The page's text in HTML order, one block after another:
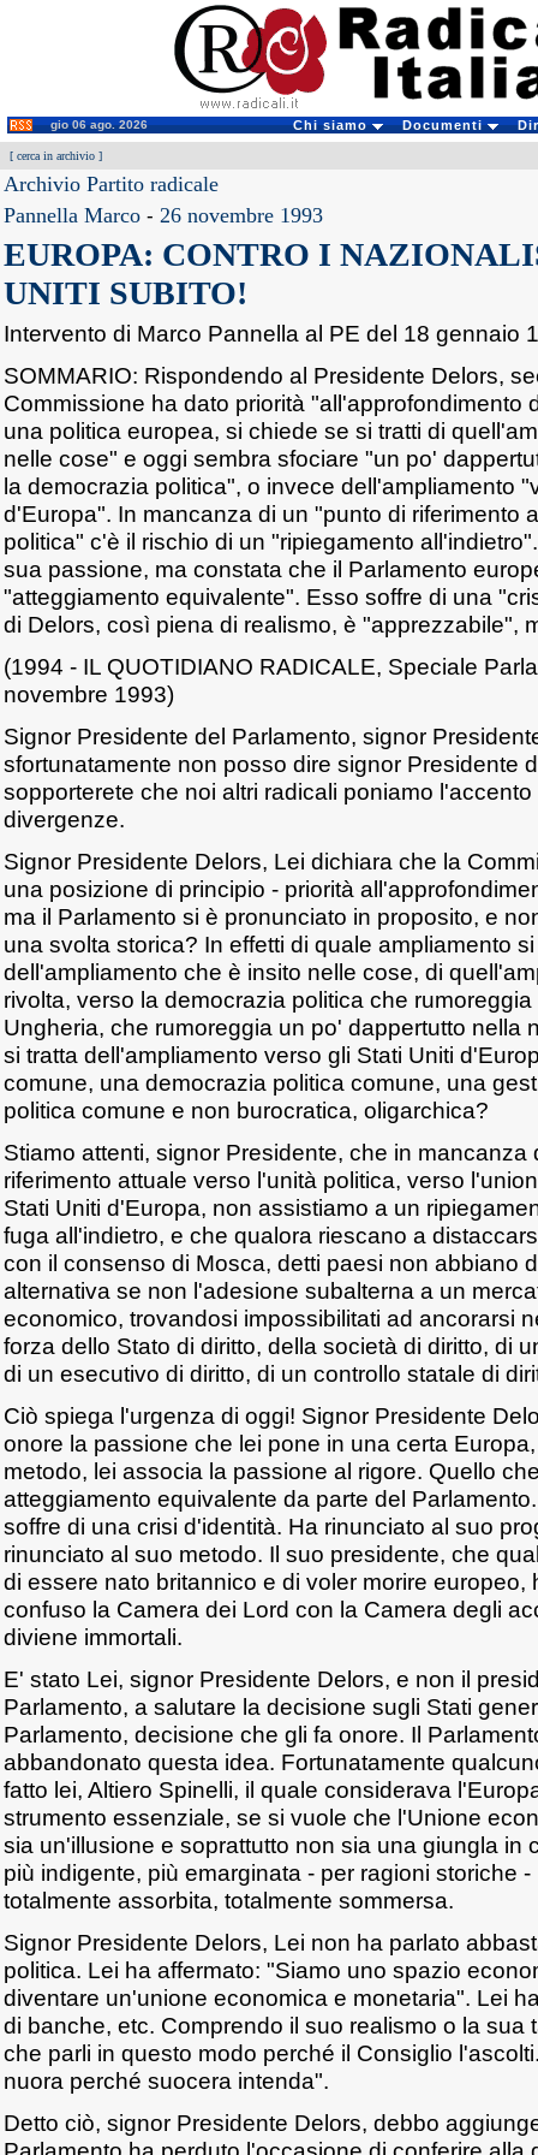
gio 06 ago. 2026 Chi siamo Documenti
[ cerca in archivio ]
Archivio Partito radicale
Pannella Marco - 26 novembre 1993
EUROPA: CONTRO I
UNITI SUBITO!
Intervento di Marco Pannella al PE del 18 gennaio
SOMMARIO: Rispondendo al Presidente Delors,
Commissione ha dato priorità "all'approfondimento
una politica europea, si chiede se si tratti di
nelle cose" e oggi sembra sfociare "un po'
la democrazia politica", o invece dell'ampliamento
d'Europa". In mancanza di un "punto di riferimento
politica" c'è il rischio di un "ripiegamento
sua passione, ma constata che il Parlamento
"atteggiamento equivalente". Esso soffre di una
di Delors, così piena di realismo, è "apprezzabile",
(1994 - IL QUOTIDIANO RADICALE, Speciale
novembre 1993)
Signor Presidente del Parlamento, signor
sfortunatamente non posso dire signor Presidente
sopporterete che noi altri radicali poniamo
divergenze.
Signor Presidente Delors, Lei dichiara che la
una posizione di principio - priorità
ma il Parlamento si è pronunciato in proposito, e
una svolta storica? In effetti di quale ampliamento
dell'ampliamento che è insito nelle cose, di
rivolta, verso la democrazia politica che
Ungheria, che rumoreggia un po' dappertutto nella
si tratta dell'ampliamento verso gli Stati Uniti
comune, una democrazia politica comune, una
politica comune e non burocratica, oligarchica?
Stiamo attenti, signor Presidente, che in mancanza
riferimento attuale verso l'unità politica, verso
Stati Uniti d'Europa, non assistiamo a un
fuga all'indietro, e che qualora riescano a
con il consenso di Mosca, detti paesi non abbiano
alternativa se non l'adesione subalterna a un
economico, trovandosi impossibilitati ad ancorarsi
forza dello Stato di diritto, della società di diritto, di
di un esecutivo di diritto, di un controllo statale di
Ciò spiega l'urgenza di oggi! Signor Presidente
onore la passione che lei pone in una certa
metodo, lei associa la passione al rigore. Quello
atteggiamento equivalente da parte del
soffre di una crisi d'identità. Ha rinunciato al suo
rinunciato al suo metodo. Il suo presidente, che
di essere nato britannico e di voler morire europeo,
confuso la Camera dei Lord con la Camera degli
diviene immortali.
E' stato Lei, signor Presidente Delors, e non il
Parlamento, a salutare la decisione sugli Stati
Parlamento, decisione che gli fa onore. Il
abbandonato questa idea. Fortunatamente
fatto lei, Altiero Spinelli, il quale considerava
strumento essenziale, se si vuole che l'Unione
sia un'illusione e soprattutto non sia una giungla in
più indigente, più emarginata - per ragioni storiche
totalmente assorbita, totalmente sommersa.
Signor Presidente Delors, Lei non ha parlato
politica. Lei ha affermato: "Siamo uno spazio
diventare un'unione economica e monetaria". Lei
di banche, etc. Comprendo il suo realismo o la sua
che parli in questo modo perché il Consiglio
nuora perché suocera intenda".
Detto ciò, signor Presidente Delors, debbo